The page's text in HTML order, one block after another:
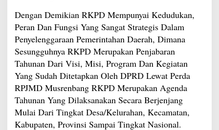
Dengan Demikian RKPD Mempunyai Kedudukan,
Peran Dan Fungsi Yang Sangat Strategis Dalam
Penyelenggaraan Pemerintahan Daerah, Dimana
Sesungguhnya RKPD Merupakan Penjabaran
Tahunan Dari Visi, Misi, Program Dan Kegiatan
Yang Sudah Ditetapkan Oleh DPRD Lewat Perda
RPJMD Musrenbang RKPD Merupakan Agenda
Tahunan Yang Dilaksanakan Secara Berjenjang
Mulai Dari Tingkat Desa/Kelurahan, Kecamatan,
Kabupaten, Provinsi Sampai Tingkat Nasional.